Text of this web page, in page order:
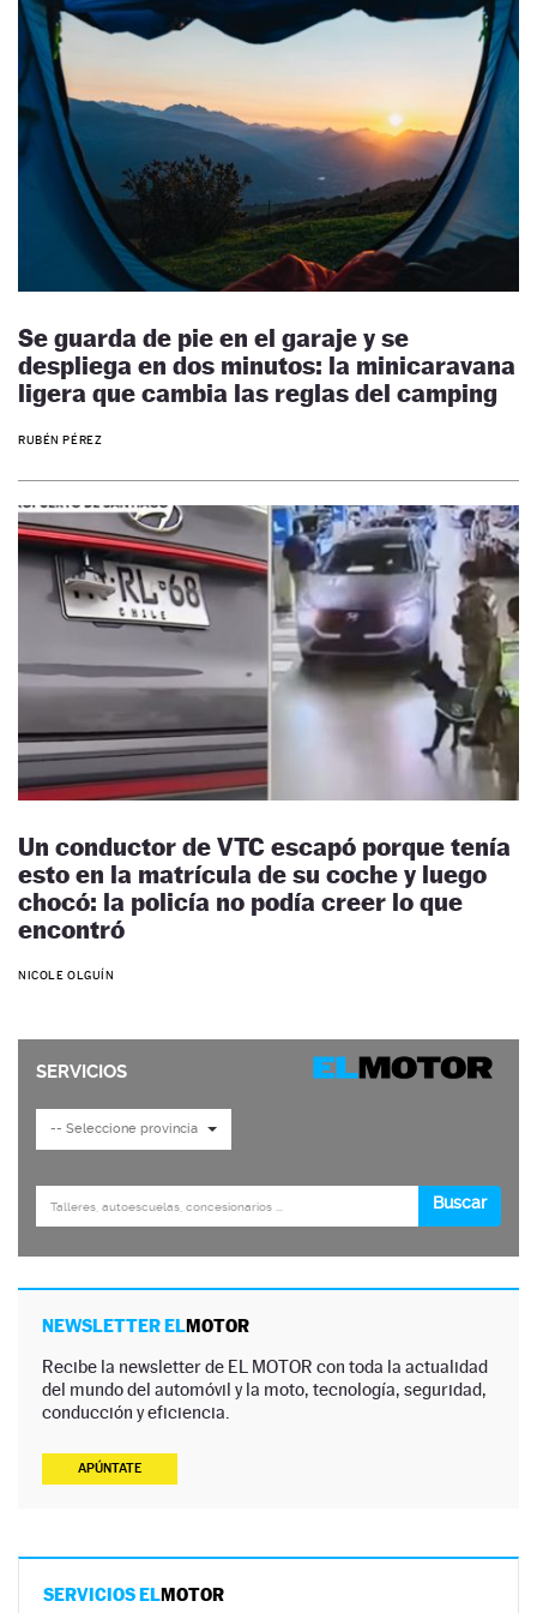
Se guarda de pie en el garaje y se
despliega en dos minutos: la minicaravana
ligera que cambia las reglas del camping
RUBÉN PÉREZ
Un conductor de VTC escapó porque tenía
esto en la matrícula de su coche y luego
chocó: la policía no podía creer lo que
encontró
NICOLE OLGUÍN
NEWSLETTER ELMOTOR
Recibe la newsletter de EL MOTOR con toda la actualidad
del mundo del automóvil y la moto, tecnología, seguridad,
conducción y eficiencia.
APÚNTATE
SERVICIOS ELMOTOR